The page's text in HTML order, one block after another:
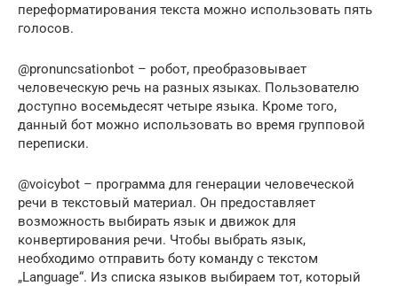
переформатирования текста можно использовать пять
голосов.
@pronuncsationbot – робот, преобразовывает
человеческую речь на разных языках. Пользователю
доступно восемьдесят четыре языка. Кроме того,
данный бот можно использовать во время групповой
переписки.
@voicybot – программа для генерации человеческой
речи в текстовый материал. Он предоставляет
возможность выбирать язык и движок для
конвертирования речи. Чтобы выбрать язык,
необходимо отправить боту команду с текстом
„Language“. Из списка языков выбираем тот, который